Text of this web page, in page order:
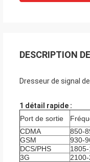
DESCRIPTION
Dresseur de signal
1 détail rapide :
Port de sortie
CDMA
850-
GSM
930-
DCS/PHS
3G